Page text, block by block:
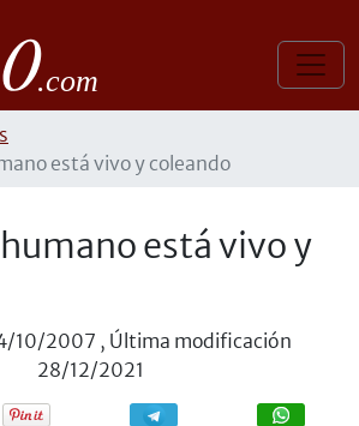
está vivo y coleando
está vivo y
10/2007 , Última modificación
28/12/2021
Compartir Compartir